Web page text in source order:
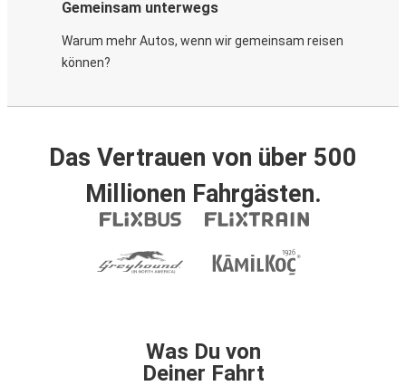
Gemeinsam unterwegs
Warum mehr Autos, wenn wir gemeinsam reisen
können?
Das Vertrauen von über 500
Millionen Fahrgästen.
Was Du von
Deiner Fahrt